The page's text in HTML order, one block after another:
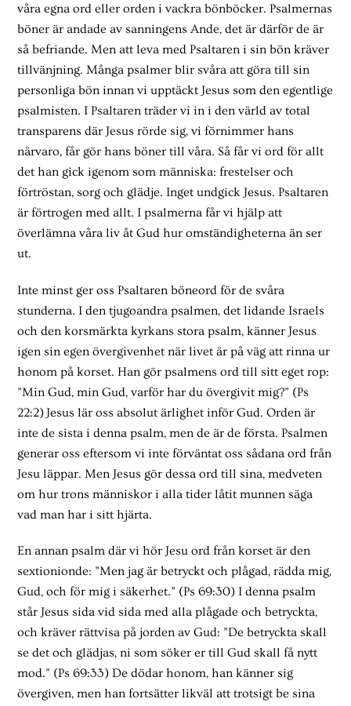
våra egna ord eller orden i vackra bönböcker. Psalmernas
böner är andade av sanningens Ande, det är därför de är
så befriande. Men att leva med Psaltaren i sin bön kräver
tillvänjning. Många psalmer blir svåra att göra till sin
personliga bön innan vi upptäckt Jesus som den egentlige
psalmisten. I Psaltaren träder vi in i den värld av total
transparens där Jesus rörde sig, vi förnimmer hans
närvaro, får gör hans böner till våra. Så får vi ord för allt
det han gick igenom som människa: frestelser och
förtröstan, sorg och glädje. Inget undgick Jesus. Psaltaren
är förtrogen med allt. I psalmerna får vi hjälp att
överlämna våra liv åt Gud hur omständigheterna än ser
ut.
Inte minst ger oss Psaltaren böneord för de svåra
stunderna. I den tjugoandra psalmen, det lidande Israels
och den korsmärkta kyrkans stora psalm, känner Jesus
igen sin egen övergivenhet när livet är på väg att rinna ur
honom på korset. Han gör psalmens ord till sitt eget rop:
”Min Gud, min Gud, varför har du övergivit mig?” (Ps
22:2) Jesus lär oss absolut ärlighet inför Gud. Orden är
inte de sista i denna psalm, men de är de första. Psalmen
generar oss eftersom vi inte förväntat oss sådana ord från
Jesu läppar. Men Jesus gör dessa ord till sina, medveten
om hur trons människor i alla tider låtit munnen säga
vad man har i sitt hjärta.
En annan psalm där vi hör Jesu ord från korset är den
sextionionde: ”Men jag är betryckt och plågad, rädda mig,
Gud, och för mig i säkerhet.” (Ps 69:30) I denna psalm
står Jesus sida vid sida med alla plågade och betryckta,
och kräver rättvisa på jorden av Gud: ”De betryckta skall
se det och glädjas, ni som söker er till Gud skall få nytt
mod.” (Ps 69:33) De dödar honom, han känner sig
övergiven, men han fortsätter likväl att trotsigt be sina